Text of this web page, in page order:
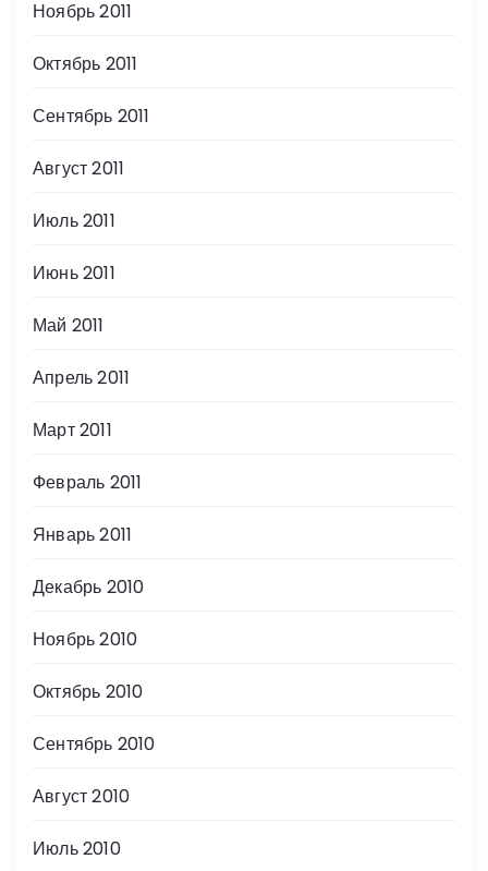
Ноябрь 2011
Октябрь 2011
Сентябрь 2011
Август 2011
Июль 2011
Июнь 2011
Май 2011
Апрель 2011
Март 2011
Февраль 2011
Январь 2011
Декабрь 2010
Ноябрь 2010
Октябрь 2010
Сентябрь 2010
Август 2010
Июль 2010